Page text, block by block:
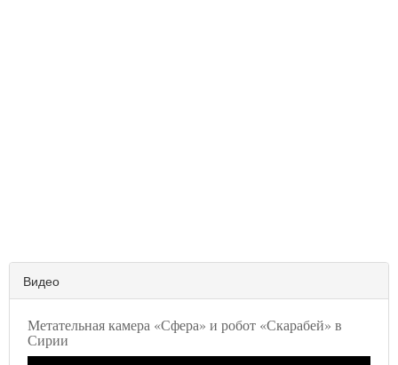
Видео
Метательная камера «Сфера» и робот «Скарабей» в
Сирии